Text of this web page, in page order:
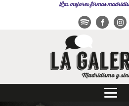
Las mejores firmas